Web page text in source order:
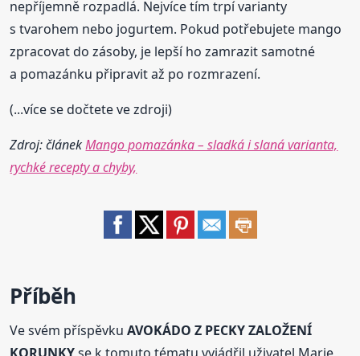
nepříjemně rozpadlá. Nejvíce tím trpí varianty
s tvarohem nebo jogurtem. Pokud potřebujete mango
zpracovat do zásoby, je lepší ho zamrazit samotné
a pomazánku připravit až po rozmrazení.
(...více se dočtete ve zdroji)
Zdroj: článekMango pomazánka – sladká i slaná varianta,
rychké recepty a chyby,
Příběh
Ve svém příspěvkuAVOKÁDO Z PECKY ZALOŽENÍ